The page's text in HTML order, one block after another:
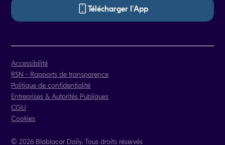
Télécharger l'App
© 2026 Blablacar Daily. Tous droits réservés
Accessibilité
RSN - Rapports de transparence
Politique de confidentialité
Entreprises & Autorités Publiques
CGU
Cookies